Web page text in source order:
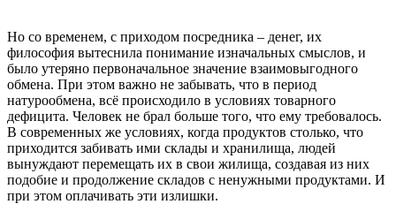
Но со временем, с приходом посредника – денег, их
философия вытеснила понимание изначальных смыслов, и
было утеряно первоначальное значение взаимовыгодного
обмена. При этом важно не забывать, что в период
натурообмена, всё происходило в условиях товарного
дефицита. Человек не брал больше того, что ему требовалось.
В современных же условиях, когда продуктов столько, что
приходится забивать ими склады и хранилища, людей
вынуждают перемещать их в свои жилища, создавая из них
подобие и продолжение складов с ненужными продуктами. И
при этом оплачивать эти излишки.